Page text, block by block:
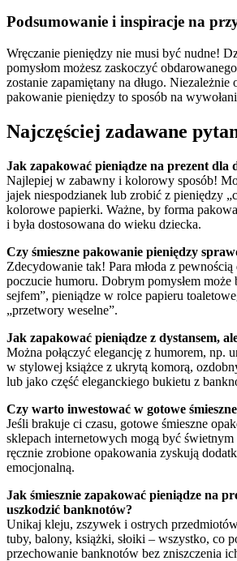
Podsumowanie i inspiracje na
Wręczanie pieniędzy nie musi być nudne!
pomysłom możesz zaskoczyć
zostanie zapamiętany na długo. Niezależnie
pakowanie pieniędzy to sposób na
Najczęściej zadawane
Jak zapakować pieniądze na prezent dla
Najlepiej w zabawny i kolorowy sposób!
jajek niespodzianek lub zrobić z pieniędzy
kolorowe papierki. Ważne, by forma
i była dostosowana do wieku dziecka.
Czy śmieszne pakowanie pieniędzy
Zdecydowanie tak! Para młoda z
poczucie humoru. Dobrym pomysłem może
sejfem”, pieniądze w rolce papieru
„przetwory weselne”.
Jak zapakować pieniądze z dystansem,
Można połączyć elegancję z humorem, np.
w stylowej książce z ukrytą komorą,
lub jako część eleganckiego bukietu z
Czy warto inwestować w gotowe
Jeśli brakuje ci czasu, gotowe śmieszne
sklepach internetowych mogą być
ręcznie zrobione opakowania zyskują
emocjonalną.
Jak śmiesznie zapakować pieniądze na
uszkodzić banknotów?
Unikaj kleju, zszywek i ostrych
tuby, balony, książki, słoiki – wszystko, co
przechowanie banknotów bez zniszczenia